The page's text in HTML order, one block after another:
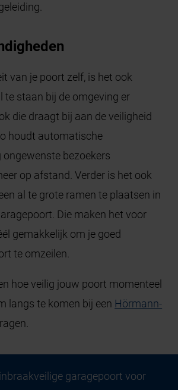
van je poort zelf, is het ook
te staan bij de omgeving er
die draagt bij aan de veiligheid
houdt automatische
bezoekers
op afstand. Verder is het ook
al te grote ramen te plaatsen in
Die maken het voor
gemakkelijk om je goed
te omzeilen.
hoe veilig jouw poort momenteel
langs te komen bij een Hörmann-
garagepoort voor